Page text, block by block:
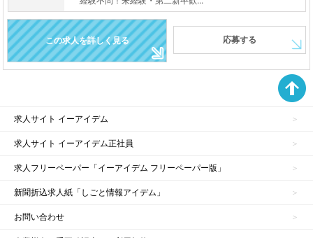
この求人を詳しく見る 応募する
求人サイト イーアイデム
求人サイト イーアイデム正社員
求人フリーペーパー「イーアイデム フリーペーパー版」
新聞折込求人紙「しごと情報アイデム」
お問い合わせ